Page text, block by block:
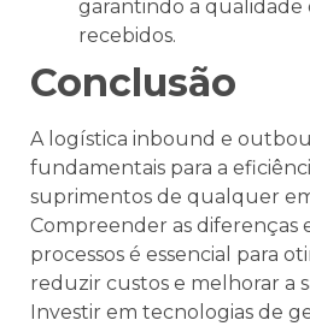
garantindo a qualidade
recebidos.
Conclusão
A logística inbound e
fundamentais para a
suprimentos de qualquer
Compreender as diferenças
processos é essencial para
reduzir custos e melhorar a
Investir em tecnologias de